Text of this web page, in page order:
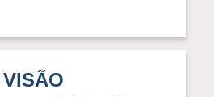
VISÃO